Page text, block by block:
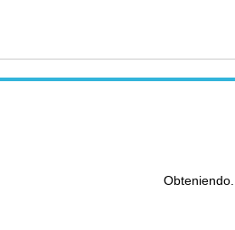
Obteniendo...